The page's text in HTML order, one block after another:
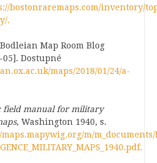
bostonraremaps.com/inventory/
.
Map Room Blog
Dostupné
maps/2018/01/24/a-
field manual for military
, Washington 1940, s.
m/m_documents/